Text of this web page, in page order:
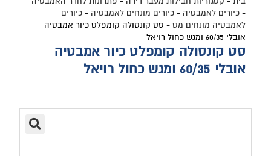
-כיורים לאמבטיה -כיורים מונחים לאמבטיה -כיורים
לאמבטיה מונחים מט - סט קונסולה קומפלט כיור אמבטיה
אובלי 60/35 ומגש כחול רויאל
סט קונסולה קומפלט כיור אמבטיה
אובלי 60/35 ומגש כחול רויאל